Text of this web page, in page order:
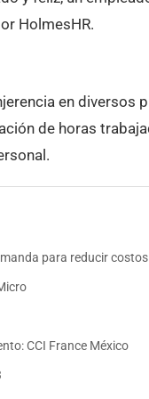
HolmesHR.
en diversos
de horas
para reducir
CCI France México